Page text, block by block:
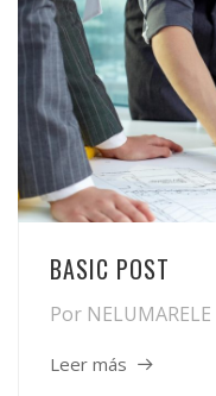
BASIC POST
Por NELUMARELE
Leer más